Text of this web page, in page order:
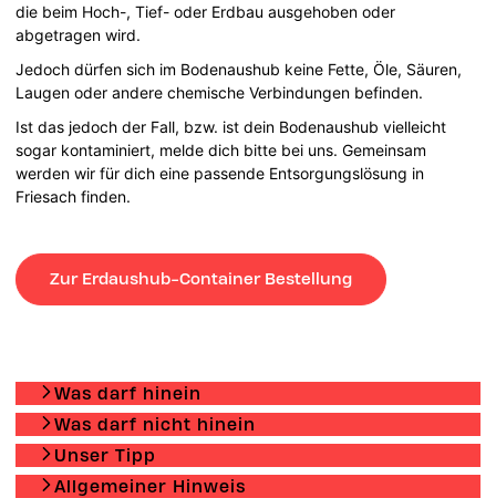
die beim Hoch-, Tief- oder Erdbau ausgehoben oder
abgetragen wird.
Jedoch dürfen sich im Bodenaushub keine Fette, Öle, Säuren,
Laugen oder andere chemische Verbindungen befinden.
Ist das jedoch der Fall, bzw. ist dein Bodenaushub vielleicht
sogar kontaminiert, melde dich bitte bei uns. Gemeinsam
werden wir für dich eine passende Entsorgungslösung in
Friesach finden.
Zur Erdaushub-Container Bestellung
Was darf hinein
Was darf nicht hinein
Unser Tipp
Allgemeiner Hinweis